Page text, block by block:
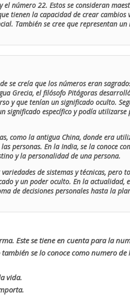
número 22. Estos se consideran
tienen la capacidad de crear cambios
También se cree que representan
se creía que los números eran
Grecia, el filósofo Pitágoras
y que tenían un significado oculto.
significado específico y podía utilizarse
como la antigua China, donde era
personas. En la India, se la conoce
y la personalidad de una persona.
de sistemas y técnicas, pero
y un poder oculto. En la actualidad,
de decisiones personales hasta la
Este se tiene en cuenta para la
se lo conoce como numero
vida.